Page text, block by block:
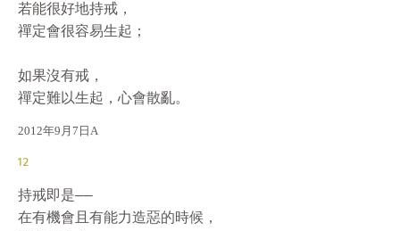
若能很好地持戒，
禪定會很容易生起；
如果沒有戒，
禪定難以生起，心會散亂。
2012年9月7日A
12
持戒即是——
在有機會且有能力造惡的時候，